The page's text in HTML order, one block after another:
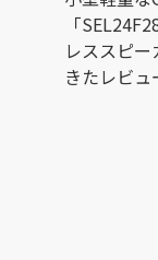
「
レススピー
きたレビ